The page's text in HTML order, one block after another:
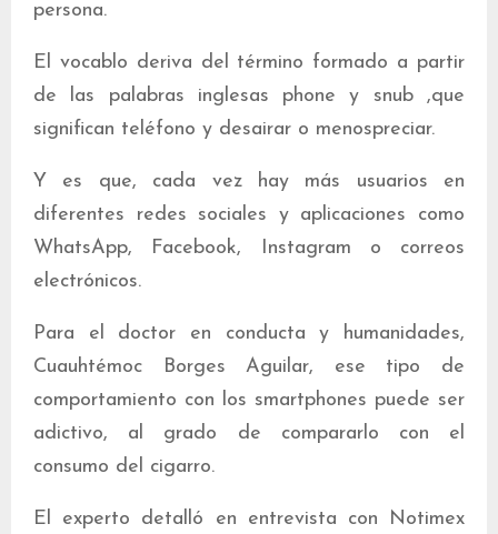
persona.
El vocablo deriva del término formado a partir
de las palabras inglesas phone y snub ,que
significan teléfono y desairar o menospreciar.
Y es que, cada vez hay más usuarios en
diferentes redes sociales y aplicaciones como
WhatsApp, Facebook, Instagram o correos
electrónicos.
Para el doctor en conducta y humanidades,
Cuauhtémoc Borges Aguilar, ese tipo de
comportamiento con los smartphones puede ser
adictivo, al grado de compararlo con el
consumo del cigarro.
El experto detalló en entrevista con Notimex